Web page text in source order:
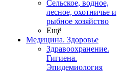
Сельское, водное,
лесное, охотничье и
рыбное хозяйство
Ещё
Медицина. Здоровье
Здравоохранение.
Гигиена.
Эпидемиология